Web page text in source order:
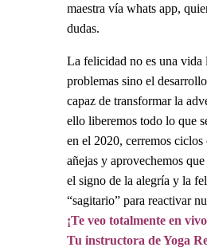
maestra vía whats app,
dudas.
La felicidad no es una vida
problemas sino el
capaz de transformar la
ello liberemos todo lo que
en el 2020, cerremos ciclos
añejas y aprovechemos
el signo de la alegría y la
“sagitario” para reactivar
¡Te veo totalmente en
Tu instructora de Yoga